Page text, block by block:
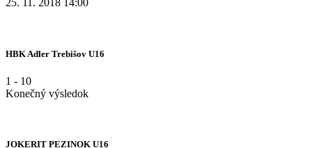
25. 11. 2018 14:00
HBK Adler Trebišov U16
1 - 10
Konečný výsledok
JOKERIT PEZINOK U16